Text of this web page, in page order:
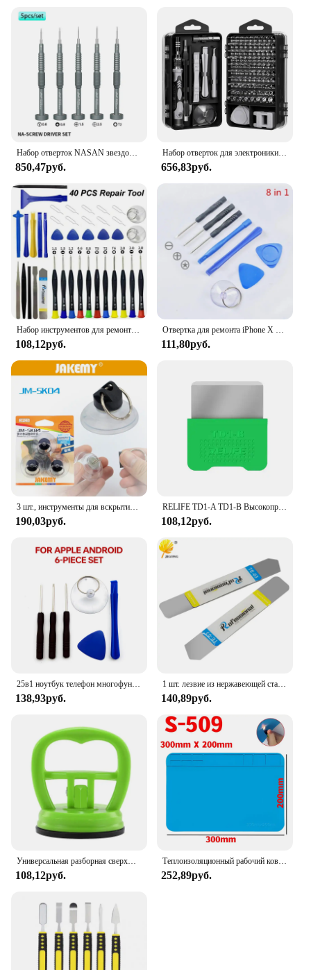
Набор отверток NASAN звездообразных звездочек высокой твердости T2 Y0.6 Pentalobe Phillips для ремонта телефонов, часов, планшетов, 5 шт.
850,47руб.
Набор отверток для электроники 115 в 1, прецизионные отвертки, инструменты, гайковерт, профессиональные магнитные ремонтные инструменты, ремонт ноутбука
656,83руб.
Набор инструментов для ремонта мобильных телефонов 40 в 1, набор отверток для открытия Spudger Pry для iPhone X XR XS 8 7 11 12 13 14 15, ручные инструменты
108,12руб.
Отвертка для ремонта iPhone X XR XS 8 7 6S 11 12 13
111,80руб.
3 шт., инструменты для вскрытия ЖК-экрана
190,03руб.
RELIFE TD1-A TD1-B Высокопрочный инструмент для открывания ЖК-экрана для iPhone iPad Samsung Tablet Инструменты для ремонта мобильных телефонов
108,12руб.
25в1 ноутбук телефон многофункциональный инструмент для разборки iPhone Samsung Xiaomi Redmi набор инструментов для ремонта отвертка комплект обслуживания
138,93руб.
1 шт. лезвие из нержавеющей стали, мягкий тонкий рычаг, Открыватель для экрана мобильного телефона, планшета, инструменты для открывания батареи для Samsung, iPhone, iPad
140,89руб.
Универсальная разборная сверхмощная присоска для мобильного телефона, инструменты для ремонта ЖК-экрана для iPhone iPad 5,5 см/2,2 дюйма
108,12руб.
Теплоизоляционный рабочий коврик, термостойкая паяльная станция, ремонтная изоляционная изоляционная подушка, платформа для обслуживания, паяльный коврик
252,89руб.